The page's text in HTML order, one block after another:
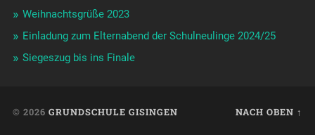
Weihnachtsgrüße 2023
Einladung zum Elternabend der Schulneulinge 2024/25
Siegeszug bis ins Finale
© 2026 GRUNDSCHULE GISINGEN NACH OBEN ↑